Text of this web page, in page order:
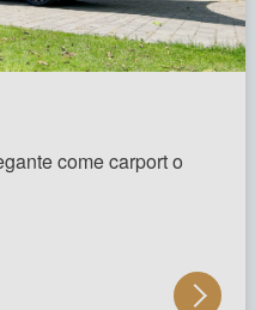
come carport o